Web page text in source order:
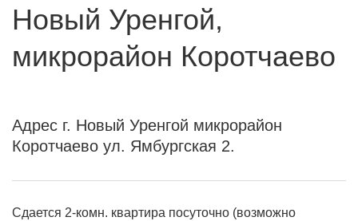
Новый Уренгой,
микрорайон Коротчаево
Адрес г. Новый Уренгой микрорайон
Коротчаево ул. Ямбургская 2.
Сдается 2-комн. квартира посуточно (возможно